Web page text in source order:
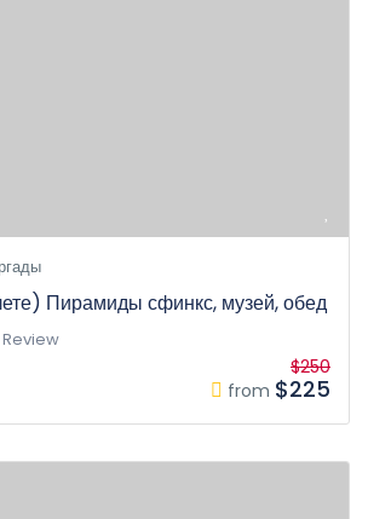
Пирамиды сфинкс, музей, обед
Review
from
$250
$225